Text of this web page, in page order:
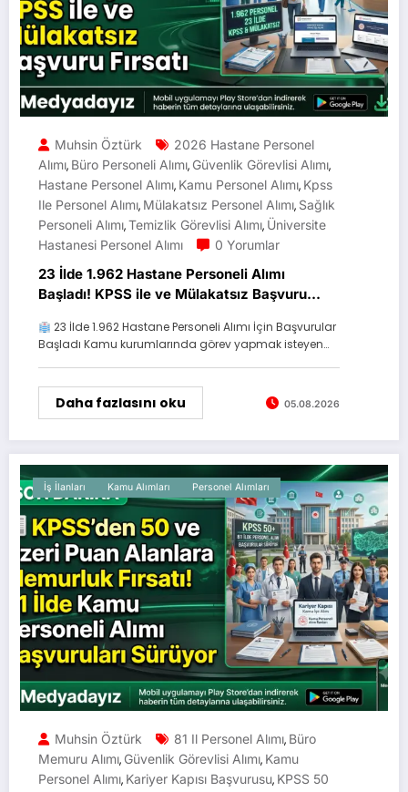
Muhsin Öztürk
2026 Hastane Personel
Alımı, Büro Personeli Alımı, Güvenlik Görevlisi Alımı,
Hastane Personel Alımı, Kamu Personel Alımı, Kpss
Ile Personel Alımı, Mülakatsız Personel Alımı, Sağlık
Personeli Alımı,Temizlik Görevlisi Alımı, Üniversite
Hastanesi Personel Alımı
0 Yorumlar
23 İlde 1.962 Hastane Personeli Alımı
Başladı! KPSS ile ve Mülakatsız Başvuru
23 İlde 1.962 Hastane Personeli Alımı İçin Başvurular
Başladı Kamu kurumlarında görev yapmak isteyen…
Daha fazlasını oku 05.08.2026
İş İlanları Kamu Alımları Personel Alımları
Muhsin Öztürk 81 Il Personel Alımı, Büro
Memuru Alımı, Güvenlik Görevlisi Alımı, Kamu
Personel Alımı, Kariyer Kapısı Başvurusu, KPSS 50